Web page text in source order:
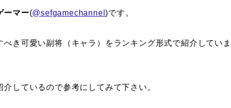
ーマー(@sefgamechannel)です。
き可愛い副将（キャラ）をランキング形式で紹介していま
しているので参考にしてみて下さい。